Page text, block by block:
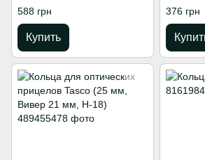
588 грн
Купить
376 грн